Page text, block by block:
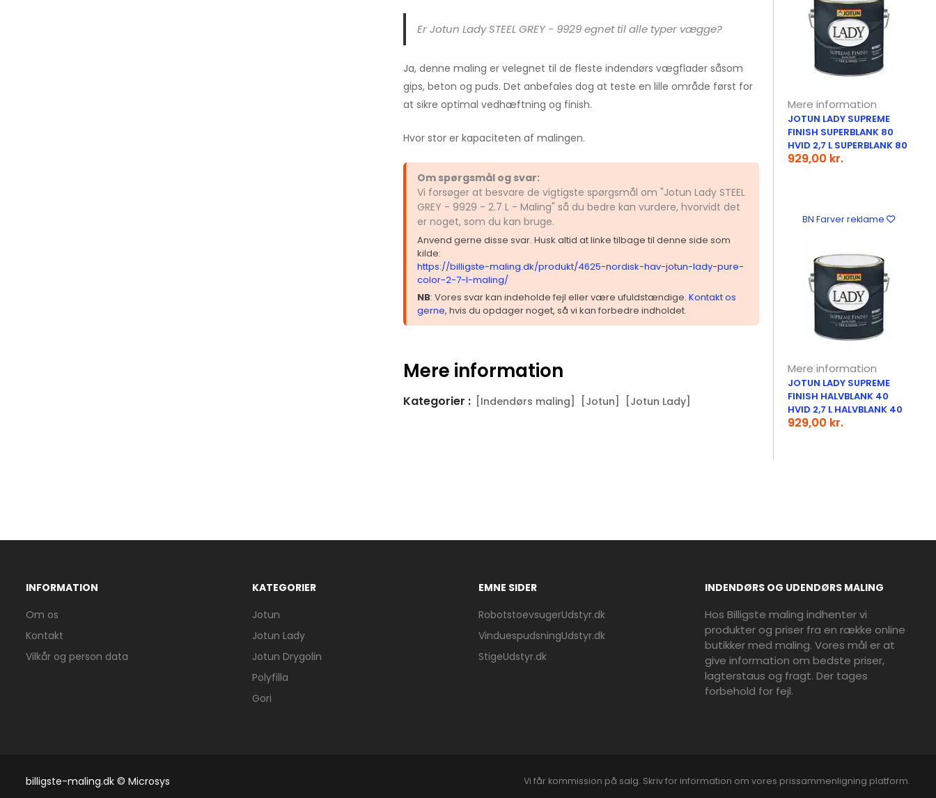
Er Jotun Lady STEEL GREY - 9929 egnet til alle typer vægge?
Ja, denne maling er velegnet til de fleste indendørs vægflader såsom
gips, beton og puds. Det anbefales dog at teste en lille område først for
at sikre optimal vedhæftning og finish.
Hvor stor er kapaciteten af malingen.
Om spørgsmål og svar:
Vi forsøger at besvare de vigtigste spørgsmål om "Jotun Lady STEEL
GREY - 9929 - 2.7 L - Maling" så du bedre kan vurdere, hvorvidt det
er noget, som du kan bruge.
Anvend gerne disse svar. Husk altid at linke tilbage til denne side som
kilde:
https://billigste-maling.dk/produkt/4625-nordisk-hav-jotun-lady-pure-
color-2-7-l-maling/
NB: Vores svar kan indeholde fejl eller være ufuldstændige. Kontakt os
gerne, hvis du opdager noget, så vi kan forbedre indholdet.
Mere information
Kategorier : [Indendørs maling] [Jotun] [Jotun Lady]
Mere information
JOTUN LADY SUPREME
FINISH SUPERBLANK 80
HVID 2,7 L SUPERBLANK 80
929,00 kr.
BN Farver reklame
Mere information
JOTUN LADY SUPREME
FINISH HALVBLANK 40
HVID 2,7 L HALVBLANK 40
929,00 kr.
INFORMATION
Om os
Kontakt
Vilkår og person data
KATEGORIER
Jotun
Jotun Lady
Jotun Drygolin
Polyfilla
Gori
EMNE SIDER
RobotstoevsugerUdstyr.dk
VinduespudsningUdstyr.dk
StigeUdstyr.dk
INDENDØRS OG UDENDØRS MALING
Hos Billigste maling indhenter vi
produkter og priser fra en række online
butikker med maling. Vores mål er at
give information om bedste priser,
lagterstaus og fragt. Der tages
forbehold for fejl.
billigste-maling.dk © Microsys Vi får kommission på salg. Skriv for information om vores prissammenligning platform.